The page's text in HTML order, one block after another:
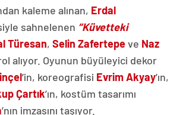
kaleme alınan, Erdal
sahnelenen “Küvetteki
Türesan, Selin Zafertepeve Naz
alıyor. Oyunun büyüleyici dekor
’in, koreografisi Evrim Akyay’ın,
Çartık’ın, kostüm tasarımı
’nın imzasını taşıyor.